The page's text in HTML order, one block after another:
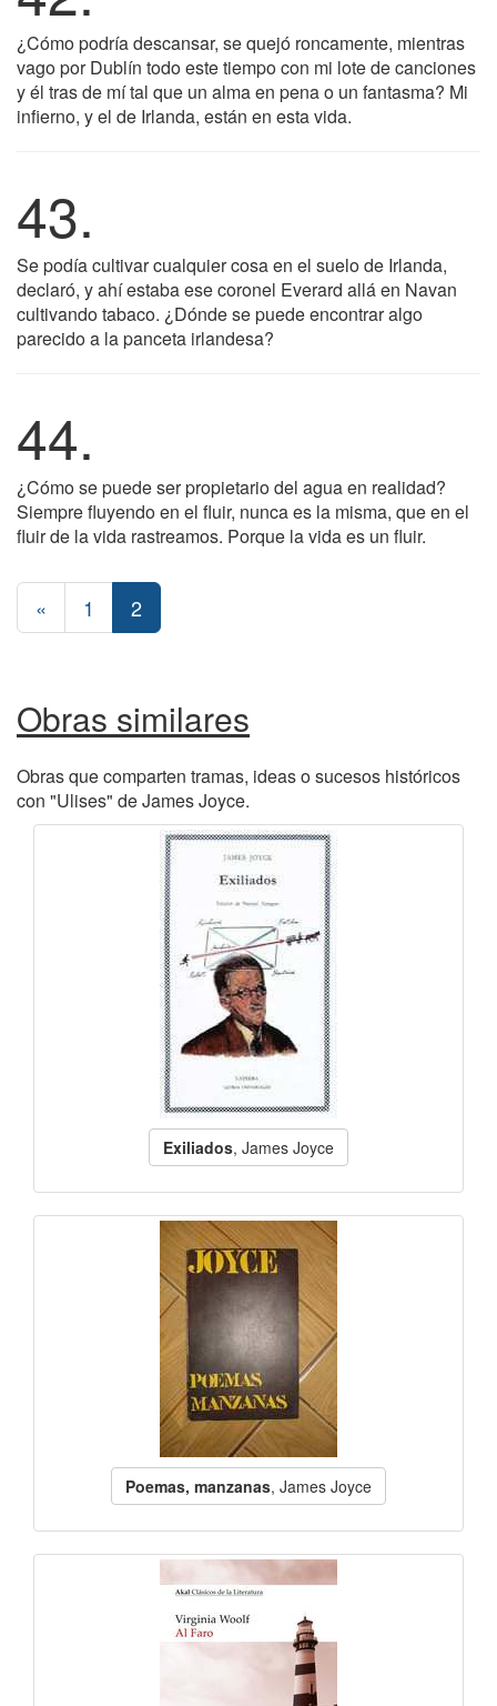
¿Cómo podría descansar, se quejó roncamente, mientras
vago por Dublín todo este tiempo con mi lote de canciones
y él tras de mí tal que un alma en pena o un fantasma? Mi
infierno, y el de Irlanda, están en esta vida.
43.
Se podía cultivar cualquier cosa en el suelo de Irlanda,
declaró, y ahí estaba ese coronel Everard allá en Navan
cultivando tabaco. ¿Dónde se puede encontrar algo
parecido a la panceta irlandesa?
44.
¿Cómo se puede ser propietario del agua en realidad?
Siempre fluyendo en el fluir, nunca es la misma, que en el
fluir de la vida rastreamos. Porque la vida es un fluir.
« 1 2
Obras similares
Obras que comparten tramas, ideas o sucesos históricos
con "Ulises" de James Joyce.
Exiliados, James Joyce
Poemas, manzanas, James Joyce